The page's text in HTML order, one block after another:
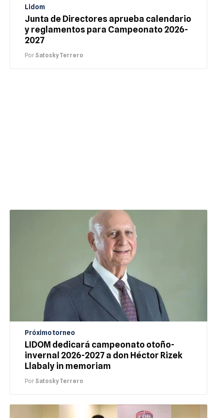
Lidom
Junta de Directores aprueba calendario
y reglamentos para Campeonato 2026-
2027
PorSatosky Terrero
Próximo torneo
LIDOM dedicará campeonato otoño-
invernal 2026-2027 a don Héctor Rizek
Llabaly in memoriam
PorSatosky Terrero